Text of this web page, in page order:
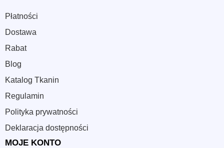
Płatności
Dostawa
Rabat
Blog
Katalog Tkanin
Regulamin
Polityka prywatności
Deklaracja dostępności
MOJE KONTO